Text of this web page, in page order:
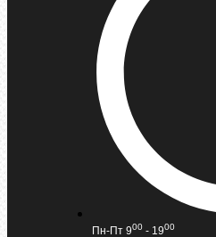
Пн-Пт 900 - 1900